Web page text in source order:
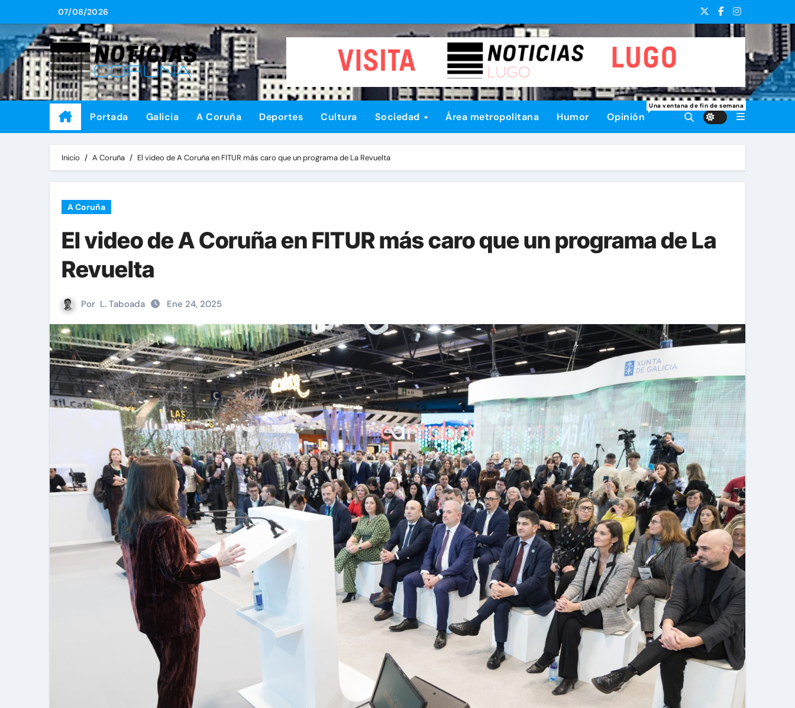
al
contenido
07/08/2026
Portada Galicia A Coruña Deportes Cultura Sociedad Área metropolitana Humor Opinión
Una ventana de fin de semana
Inicio A Coruña El video de A Coruña en FITUR más caro que un programa de La Revuelta
A Coruña
El video de A Coruña en FITUR más caro que un programa de La
Revuelta
Por L. Taboada Ene 24, 2025